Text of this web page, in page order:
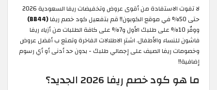
لا تفوت الاستفادة من أقوى عروض وتخفيضات ريفا السعودية 2026
حتى 50% في موقع الكوبون!! قم بتفعيل كود خصم ريفا
(BB44)
ووفّر 10% على طلبك الأول و7% على كافة الطلبات من أزياء ريفا
فاشون للنساء والأطفال. اشترِ الاطلالات الفاخرة وتمتع ب أفضل عروض
وخصومات ريفا الصيف على إجمالي طلبك - بدون حد أدنى أو أي رسوم
إضافية!!
ما هو كود خصم ريفا 2026 الجديد؟